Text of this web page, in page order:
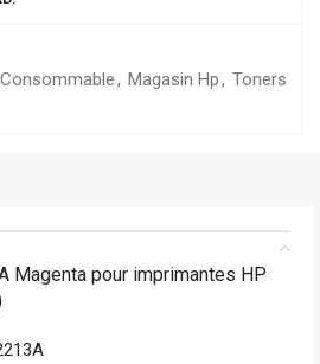
Consommable, Magasin Hp, Toners
Magenta pour imprimantes HP